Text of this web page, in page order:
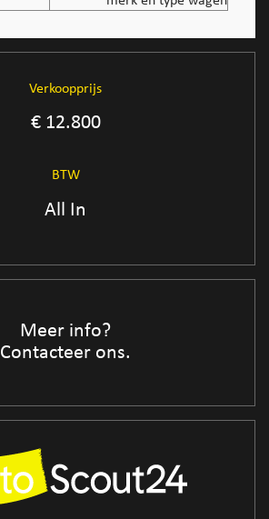
Verkoopprijs
€ 12.800
BTW
All In
Meer info?
Contacteer ons.